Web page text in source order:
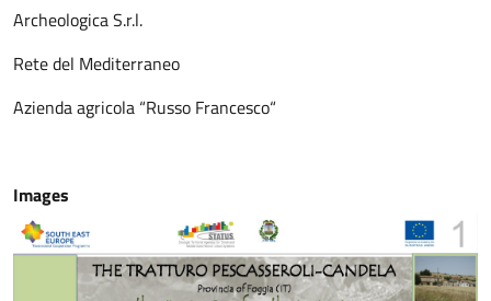
Archeologica S.r.l.
Rete del Mediterraneo
Azienda agricola “Russo Francesco“
Images